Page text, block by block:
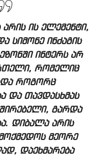
ის ელემენტი,
სიმონე ინძაგის
ინტერს არ
რომელიც
როგორც
და თავდასხმას
გარდა
დიბალა არის
მეორე
დაეხმარება